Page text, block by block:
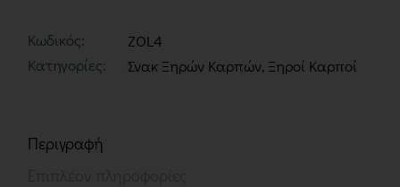
Κωδικός:
ZOL4
Κατηγορίες:
Σνακ Ξηρών Καρπών, Ξηροί Καρποί
Περιγραφή